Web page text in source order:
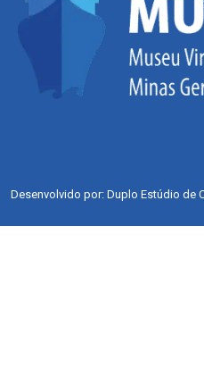
Desenvolvido por: Duplo Estúdio de